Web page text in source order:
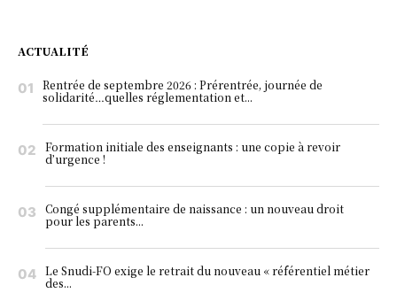
ACTUALITÉ
Rentrée de septembre 2026 : Prérentrée, journée de
solidarité…quelles réglementation et...
Formation initiale des enseignants : une copie à revoir
d’urgence !
Congé supplémentaire de naissance : un nouveau droit
pour les parents...
Le Snudi-FO exige le retrait du nouveau « référentiel métier
des...